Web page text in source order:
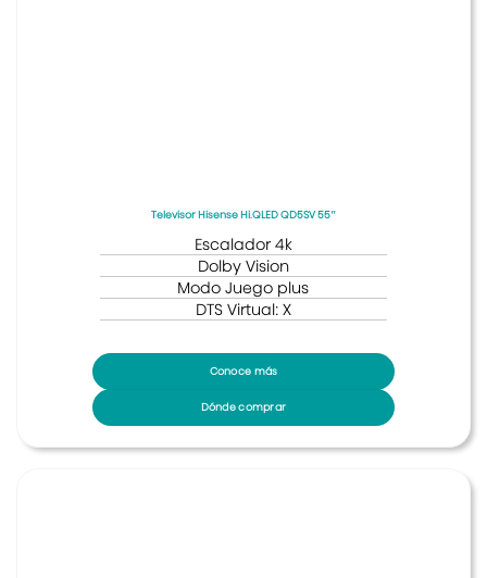
Televisor Hisense Hi.QLED QD5SV 55″
Escalador 4k
Dolby Vision
Modo Juego plus
DTS Virtual: X
Conoce más
Dónde comprar